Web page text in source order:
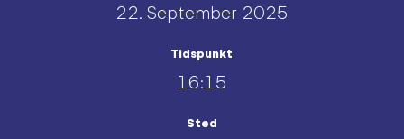
22. September 2025
Tidspunkt
16:15
Sted